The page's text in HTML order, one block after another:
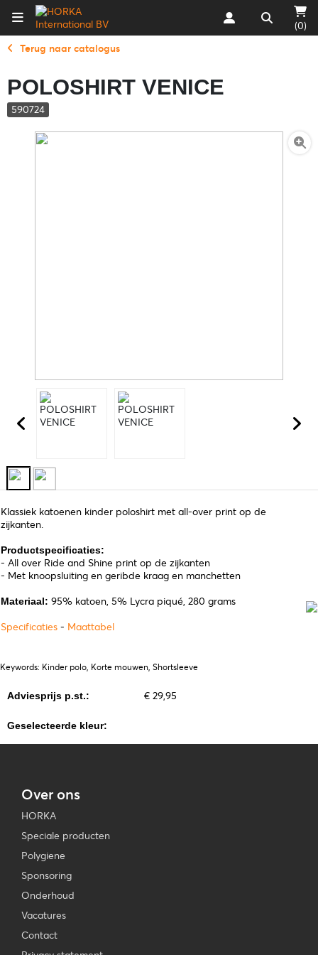
(0)
Terug naar catalogus
POLOSHIRT VENICE
590724
Klassiek katoenen kinder poloshirt met all-over print op de
zijkanten.
Productspecificaties:
- All over Ride and Shine print op de zijkanten
- Met knoopsluiting en geribde kraag en manchetten
Materiaal: 95% katoen, 5% Lycra piqué, 280 grams
Specificaties - Maattabel
Keywords: Kinder polo, Korte mouwen, Shortsleeve
Adviesprijs p.st.: € 29,95
Geselecteerde kleur:
Over ons
HORKA
Speciale producten
Polygiene
Sponsoring
Onderhoud
Vacatures
Contact